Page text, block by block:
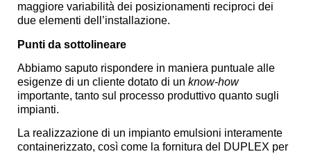
maggiore variabilità dei posizionamenti reciproci dei
due elementi dell’installazione.
Punti da sottolineare
Abbiamo saputo rispondere in maniera puntuale alle
esigenze di un cliente dotato di un know-how
importante, tanto sul processo produttivo quanto sugli
impianti.
La realizzazione di un impianto emulsioni interamente
containerizzato, così come la fornitura del DUPLEX per